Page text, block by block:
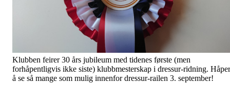
Klubben feirer 30 års jubileum med tidenes første (men
forhåpentligvis ikke siste) klubbmesterskap i dressur-ridning. Håper
å se så mange som mulig innenfor dressur-railen 3. september!